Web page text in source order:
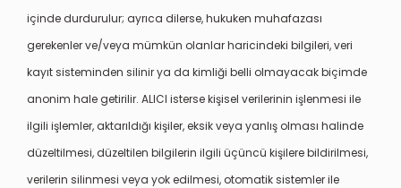
içinde durdurulur; ayrıca dilerse, hukuken muhafazası
gerekenler ve/veya mümkün olanlar haricindeki bilgileri, veri
kayıt sisteminden silinir ya da kimliği belli olmayacak biçimde
anonim hale getirilir. ALICI isterse kişisel verilerinin işlenmesi ile
ilgili işlemler, aktarıldığı kişiler, eksik veya yanlış olması halinde
düzeltilmesi, düzeltilen bilgilerin ilgili üçüncü kişilere bildirilmesi,
verilerin silinmesi veya yok edilmesi, otomatik sistemler ile